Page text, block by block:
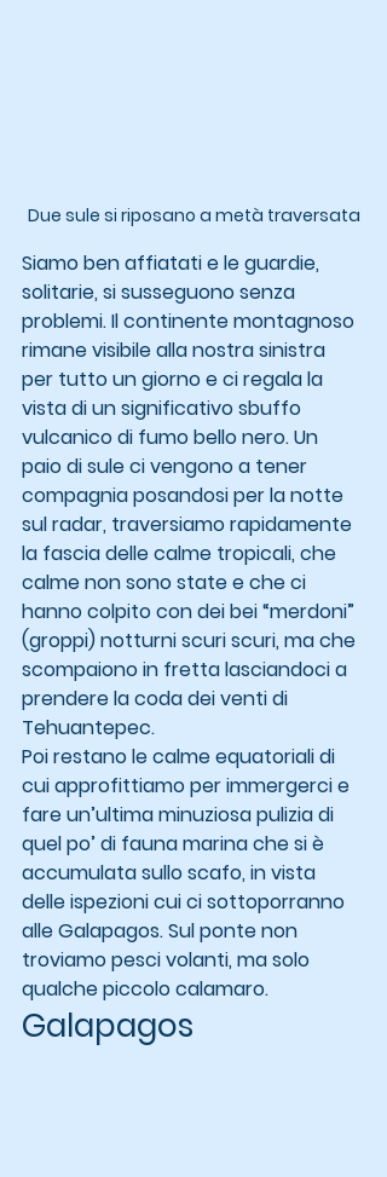
Due sule si riposano a metà traversata
Siamo ben affiatati e le guardie,
solitarie, si susseguono senza
problemi. Il continente montagnoso
rimane visibile alla nostra sinistra
per tutto un giorno e ci regala la
vista di un significativo sbuffo
vulcanico di fumo bello nero. Un
paio di sule ci vengono a tener
compagnia posandosi per la notte
sul radar, traversiamo rapidamente
la fascia delle calme tropicali, che
calme non sono state e che ci
hanno colpito con dei bei “merdoni”
(groppi) notturni scuri scuri, ma che
scompaiono in fretta lasciandoci a
prendere la coda dei venti di
Tehuantepec.
Poi restano le calme equatoriali di
cui approfittiamo per immergerci e
fare un’ultima minuziosa pulizia di
quel po’ di fauna marina che si è
accumulata sullo scafo, in vista
delle ispezioni cui ci sottoporranno
alle Galapagos. Sul ponte non
troviamo pesci volanti, ma solo
qualche piccolo calamaro.
Galapagos